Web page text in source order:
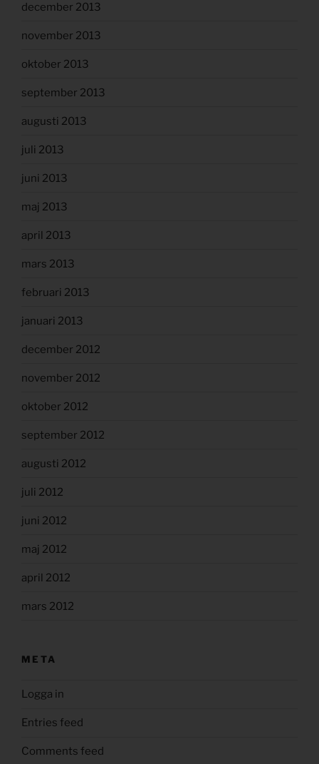
december 2013
november 2013
oktober 2013
september 2013
augusti 2013
juli 2013
juni 2013
maj 2013
april 2013
mars 2013
februari 2013
januari 2013
december 2012
november 2012
oktober 2012
september 2012
augusti 2012
juli 2012
juni 2012
maj 2012
april 2012
mars 2012
META
Logga in
Entries feed
Comments feed